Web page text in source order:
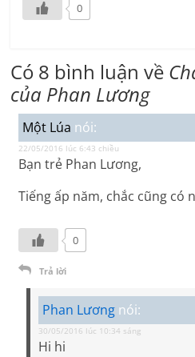
0
Có 8 bình luận về
của Phan Lương
Một Lúa nói:
22/05/2016 lúc 6:43 chiều
Bạn trẻ Phan Lương,
Tiếng ấp năm, chắc cũng có
0
Trả lời
Phan Lương nói:
30/05/2016 lúc 10:34 sáng
Hi hi